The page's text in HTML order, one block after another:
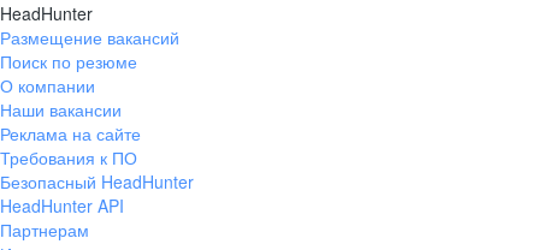
HeadHunter
Размещение вакансий
Поиск по резюме
О компании
Наши вакансии
Реклама на сайте
Требования к ПО
Безопасный HeadHunter
HeadHunter API
Партнерам